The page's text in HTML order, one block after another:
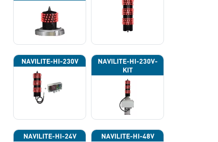
NAVILITE-HI-230V
NAVILITE-HI-230V-
KIT
NAVILITE-HI-24V NAVILITE-HI-48V